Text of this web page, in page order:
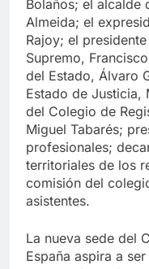
Bolaños; el alcalde
Almeida; el
Rajoy; el
Supremo,
del Estado, Álvaro
Estado de Justicia,
del Colegio de
Miguel Tabarés;
profesionales;
territoriales de los
comisión del
asistentes.
La nueva sede del
España aspira a